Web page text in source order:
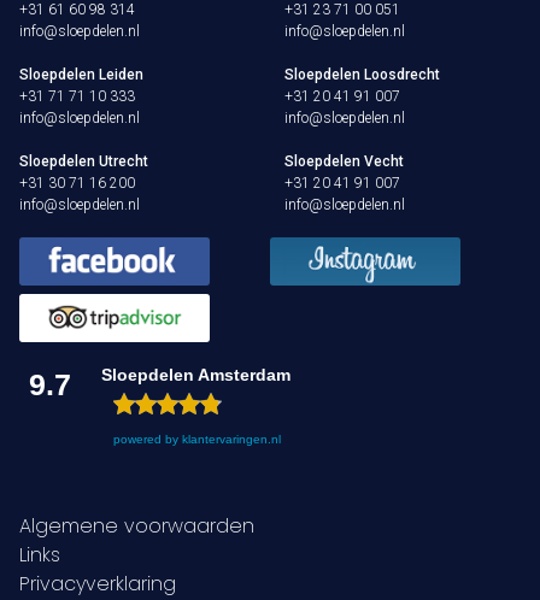
De sloep
Nu reserveren
XL Lounge sloep
Contact
Over Sloepdelen
Veel gestelde vragen
Werken bij Sloepdelen
+31 61 60 98 314
info@sloepdelen.nl
+31 23 71 00 051
info@sloepdelen.nl
Sloepdelen Leiden
+31 71 71 10 333
info@sloepdelen.nl
Sloepdelen Loosdrecht
+31 20 41 91 007
info@sloepdelen.nl
Sloepdelen Utrecht
+31 30 71 16 200
info@sloepdelen.nl
Sloepdelen Vecht
+31 20 41 91 007
info@sloepdelen.nl
9.7 Sloepdelen Amsterdam
powered by klantervaringen.nl
Algemene voorwaarden
Links
Privacyverklaring